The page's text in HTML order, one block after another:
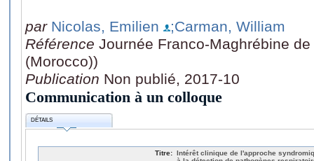
par Nicolas, Emilien
;Carman, William
Référence Journée Franco-Maghrébine
(Morocco))
Publication Non publié, 2017-10
Communication à un colloque
DÉTAILS
Titre: Intérêt clinique de l'approche